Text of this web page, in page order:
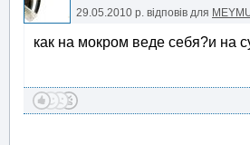
29.05.2010 р. відповів для
как на мокром веде себя?и на